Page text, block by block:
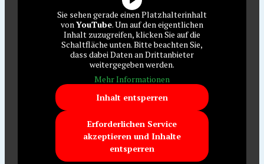
Sie sehen gerade einen Platzhalterinhalt
vonYouTube. Um auf den eigentlichen
Inhalt zuzugreifen, klicken Sie auf die
Schaltfläche unten. Bitte beachten Sie,
dass dabei Daten an Drittanbieter
weitergegeben werden.
Mehr Informationen
Inhalt entsperren
Erforderlichen Service
akzeptieren und Inhalte
entsperren